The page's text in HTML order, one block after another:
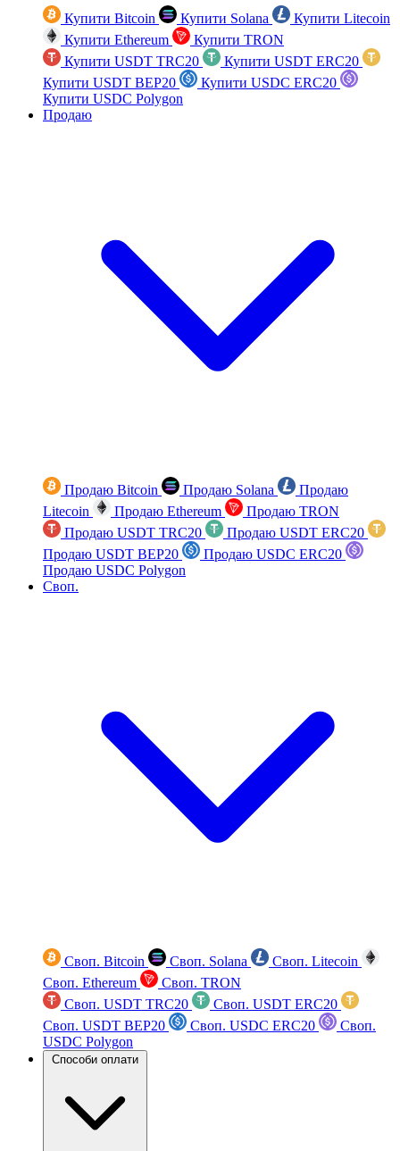
Купити Bitcoin Купити Solana
Купити Litecoin
Купити Ethereum
Купити TRON
Купити USDT TRC20
Купити USDT ERC20
Купити USDT BEP20
Купити USDC ERC20
Купити USDC Polygon
Продаю
Продаю Bitcoin Продаю Solana
Продаю
Litecoin
Продаю Ethereum
Продаю TRON
Продаю USDT TRC20
Продаю USDT ERC20
Продаю USDT BEP20
Продаю USDC ERC20
Продаю USDC Polygon
Своп.
Своп. Bitcoin Своп. Solana
Своп. Litecoin
Своп. Ethereum
Своп. TRON
Своп. USDT TRC20
Своп. USDT ERC20
Своп. USDT BEP20
Своп. USDC ERC20
Своп.
USDC Polygon
Способи оплати